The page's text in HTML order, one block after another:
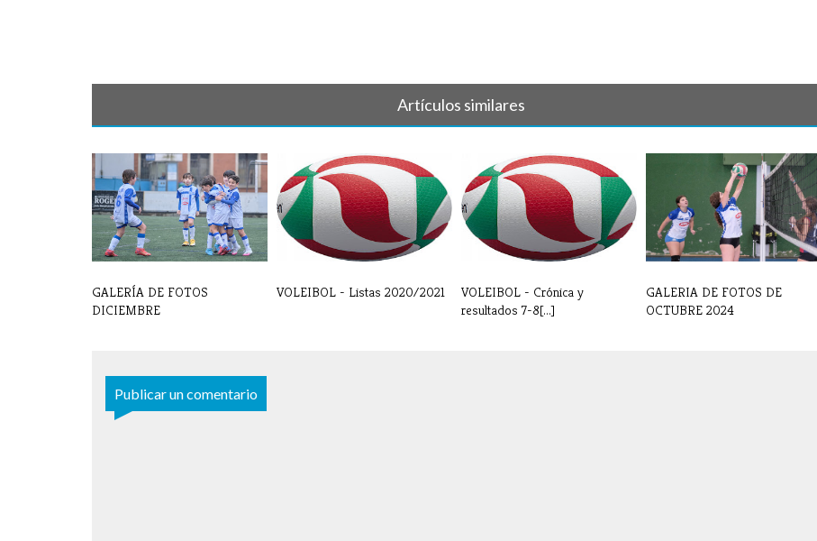
Artículos similares
GALERÍA DE FOTOS
DICIEMBRE
VOLEIBOL - Listas 2020/2021
VOLEIBOL - Crónica y
resultados 7-8[...]
GALERIA DE FOTOS DE
OCTUBRE 2024
Publicar un comentario